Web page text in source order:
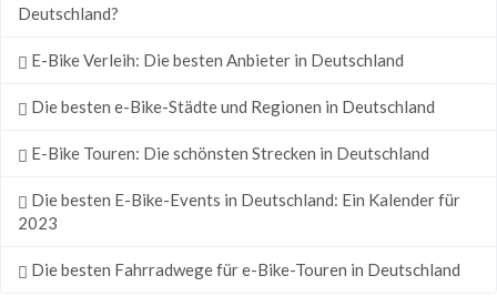
Deutschland?
E-Bike Verleih: Die besten Anbieter in Deutschland
Die besten e-Bike-Städte und Regionen in Deutschland
E-Bike Touren: Die schönsten Strecken in Deutschland
Die besten E-Bike-Events in Deutschland: Ein Kalender für
2023
Die besten Fahrradwege für e-Bike-Touren in Deutschland